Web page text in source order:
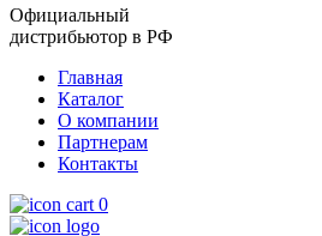
Официальный
дистрибьютор в РФ
Главная
Каталог
О компании
Партнерам
Контакты
0